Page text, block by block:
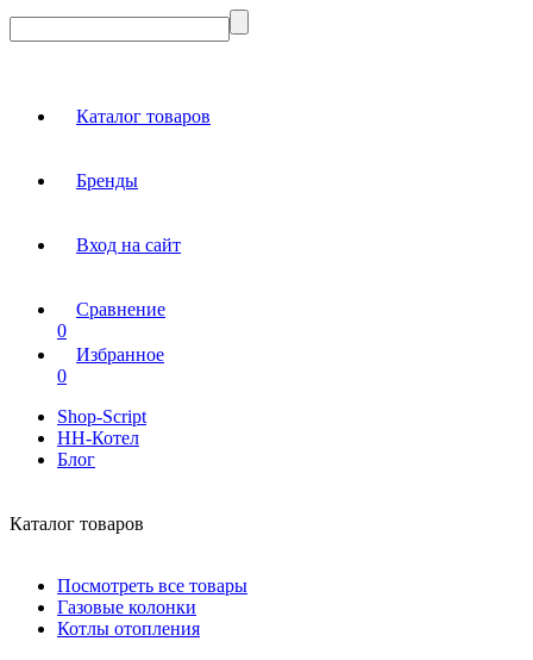
Каталог товаров
Бренды
Вход на сайт
Сравнение
0
Избранное
0
Shop-Script
НН-Котел
Блог
Каталог товаров
Посмотреть все товары
Газовые колонки
Котлы отопления